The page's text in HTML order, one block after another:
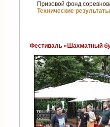
Призовой фонд
Технические результаты
Фестиваль «Шахматный